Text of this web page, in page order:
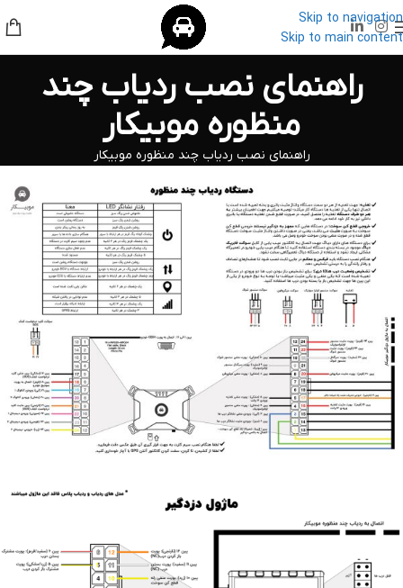
Skip to navigation
Skip to main content
راهنمای نصب ردیاب چند
منظوره موبیکار
راهنمای نصب ردیاب چند منظوره موبیکار